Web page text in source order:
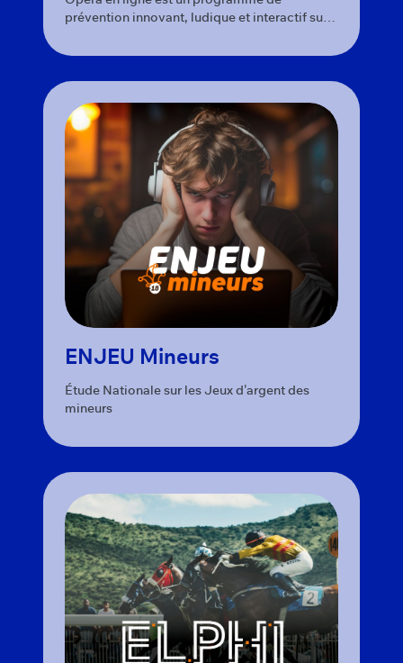
prévention innovant, ludique et interactif sur
Il est déployé gratuitement par l'ARPEJ.
ENJEU Mineurs
Étude Nationale sur les Jeux d'argent des
mineurs